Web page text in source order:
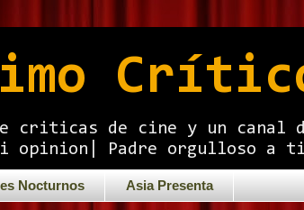
criticas de cine y un canal
opinion| Padre orgulloso a
Nocturnos Asia Presenta